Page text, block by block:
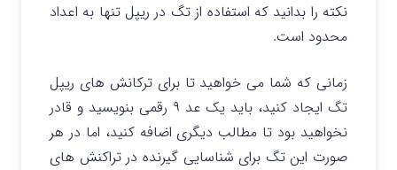
نکته را بدانید که استفاده از تگ در ریپل تنها به اعداد
محدود است.
زمانی که شما می خواهید تا برای ترکانش های ریپل
تگ ایجاد کنید، باید یک عد ۹ رقمی بنویسید و قادر
نخواهید بود تا مطالب دیگری اضافه کنید، اما در هر
صورت این تگ برای شناسایی گیرنده در تراکنش های